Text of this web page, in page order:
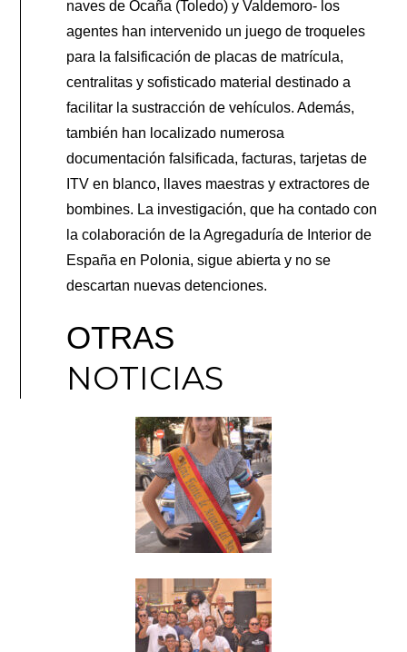
naves de Ocaña (Toledo) y Valdemoro- los
agentes han intervenido un juego de troqueles
para la falsificación de placas de matrícula,
centralitas y sofisticado material destinado a
facilitar la sustracción de vehículos. Además,
también han localizado numerosa
documentación falsificada, facturas, tarjetas de
ITV en blanco, llaves maestras y extractores de
bombines. La investigación, que ha contado con
la colaboración de la Agregaduría de Interior de
España en Polonia, sigue abierta y no se
descartan nuevas detenciones.
OTRAS
NOTICIAS